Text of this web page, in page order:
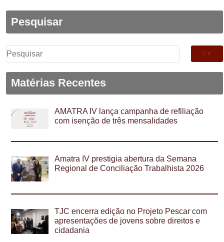
Pesquisar
Pesquisar
por:
Matérias Recentes
AMATRA IV lança campanha de refiliação
com isenção de três mensalidades
Amatra IV prestigia abertura da Semana
Regional de Conciliação Trabalhista 2026
TJC encerra edição no Projeto Pescar com
apresentações de jovens sobre direitos e
cidadania